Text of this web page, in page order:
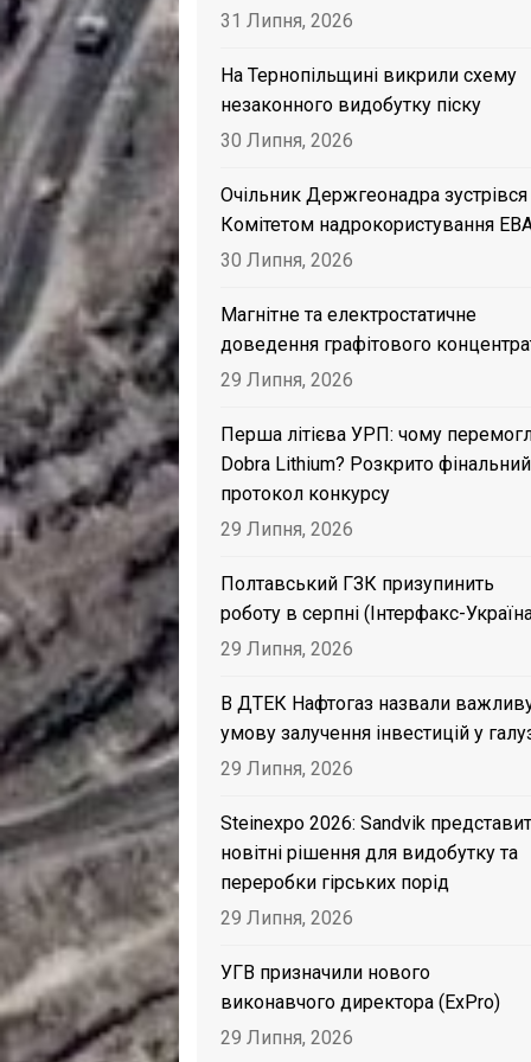
31 Липня, 2026
На Тернопільщині викрили схему
незаконного видобутку піску
30 Липня, 2026
Очільник Держгеонадра зустрівся
Комітетом надрокористування
30 Липня, 2026
Магнітне та електростатичне
доведення графітового
29 Липня, 2026
Перша літієва УРП: чому
Dobra Lithium? Розкрито фінальний
протокол конкурсу
29 Липня, 2026
Полтавський ГЗК призупинить
роботу в серпні (Інтерфакс-
29 Липня, 2026
В ДТЕК Нафтогаз назвали
умову залучення інвестицій у
29 Липня, 2026
Steinexpo 2026: Sandvik
новітні рішення для видобутку та
переробки гірських порід
29 Липня, 2026
УГВ призначили нового
виконавчого директора (ExPro)
29 Липня, 2026